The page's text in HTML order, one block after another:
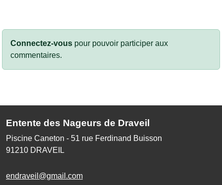
Connectez-vous pour pouvoir participer aux
commentaires.
Entente des Nageurs de Draveil
Piscine Caneton - 51 rue Ferdinand Buisson
91210 DRAVEIL
endraveil@gmail.com